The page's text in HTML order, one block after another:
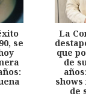
se
La
que
de
de